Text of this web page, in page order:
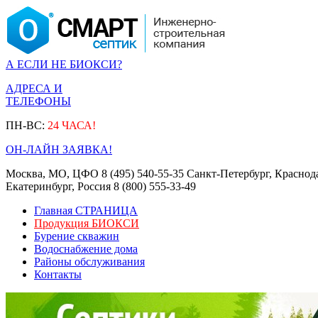
А ЕСЛИ НЕ БИОКСИ?
АДРЕСА И
ТЕЛЕФОНЫ
ПН-ВС: 24 ЧАСА!
ОН-ЛАЙН ЗАЯВКА!
Москва, МО, ЦФО 8 (495) 540-55-35 Санкт-Петербург,
Екатеринбург, Россия 8 (800) 555-33-49
Главная СТРАНИЦА
Продукция БИОКСИ
Бурение скважин
Водоснабжение дома
Районы обслуживания
Контакты